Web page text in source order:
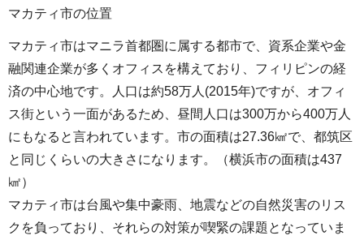
マカティ市の位置
マカティ市はマニラ首都圏に属する都市で、資系企業や金
融関連企業が多くオフィスを構えており、フィリピンの経
済の中心地です。人口は約58万人(2015年)ですが、オフィ
ス街という一面があるため、昼間人口は300万から400万人
にもなると言われています。市の面積は27.36㎢で、都筑区
と同じくらいの大きさになります。（横浜市の面積は437
㎢）
マカティ市は台風や集中豪雨、地震などの自然災害のリス
クを負っており、それらの対策が喫緊の課題となっていま